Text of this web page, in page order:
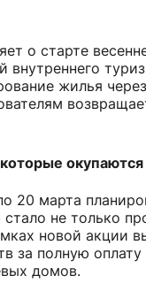
о старте
внутреннего
жилья
окупаются
20 марта
стало не только
новой акции
за полную
домов.